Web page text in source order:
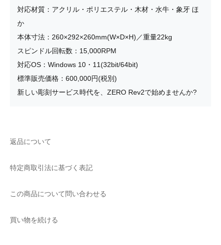
対応材質：アクリル・ポリエステル・木材・水牛・象牙 ほ
か
本体寸法：260×292×260mm(W×D×H)／重量22kg
スピンドル回転数：15,000RPM
対応OS：Windows 10・11(32bit/64bit)
標準販売価格：600,000円(税別)
新しい彫刻サービス時代を、ZERO Rev2で始めませんか?
返品について
特定商取引法に基づく表記
この商品について問い合わせる
買い物を続ける